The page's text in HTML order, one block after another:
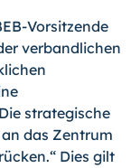
Vorsitzende
verbandlichen
strategische
das Zentrum
Dies gilt